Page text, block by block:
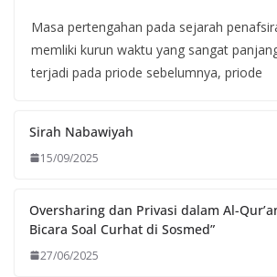
Masa pertengahan pada sejarah
memliki kurun waktu yang sangat
terjadi pada priode sebelumnya, priode
Sirah Nabawiyah
15/09/2025
Oversharing dan Privasi dalam Al-
Bicara Soal Curhat di Sosmed”
27/06/2025